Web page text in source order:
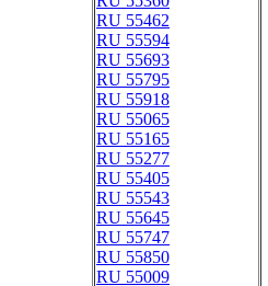
RU 55462
RU 55594
RU 55693
RU 55795
RU 55918
RU 55065
RU 55165
RU 55277
RU 55405
RU 55543
RU 55645
RU 55747
RU 55850
RU 55009